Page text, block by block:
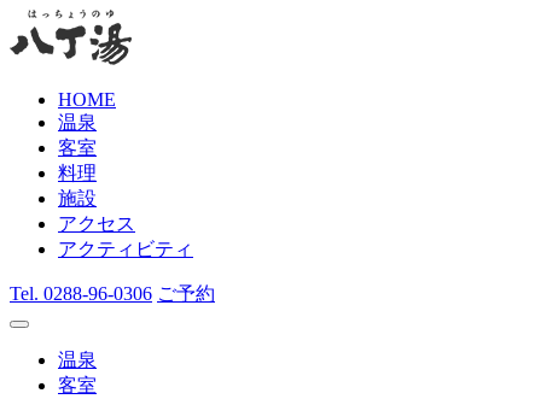
HOME
温泉
客室
料理
施設
アクセス
アクティビティ
Tel. 0288-96-0306 ご予約
温泉
客室